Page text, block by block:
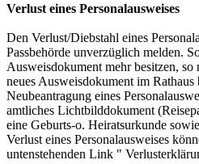
Verlust eines Personalausweises
Den Verlust/Diebstahl eines
Passbehörde unverzüglich melden.
Ausweisdokument mehr besitzen, so
neues Ausweisdokument im Rathaus
Neubeantragung eines
amtliches Lichtbilddokument
eine Geburts-o. Heiratsurkunde
Verlust eines Personalausweises
untenstehenden Link "